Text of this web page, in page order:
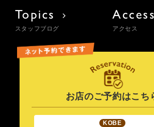
Topics
スタッフブログ
Access
アクセス
お店のご予約はこち
KOBE